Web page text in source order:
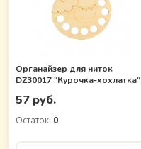
Органайзер для ниток
DZ30017 "Курочка-хохлатка"
57 руб.
Остаток: 0